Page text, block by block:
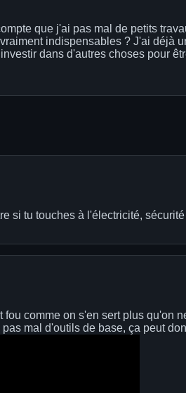
que j'ai pas mal de petits
indispensables ? J'ai déjà
dans d'autres choses pour
si tu touches à l'électricité,
comme on s'en sert plus qu'on
mal d'outils de base, ça peut